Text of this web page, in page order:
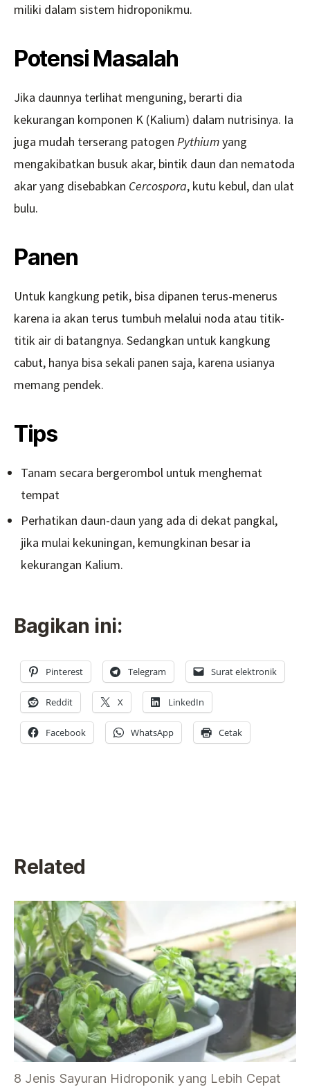
miliki dalam sistem hidroponikmu.
Potensi Masalah
Jika daunnya terlihat menguning, berarti dia
kekurangan komponen K (Kalium) dalam nutrisinya. Ia
juga mudah terserang patogen Pythiumyang
mengakibatkan busuk akar, bintik daun dan nematoda
akar yang disebabkan Cercospora, kutu kebul, dan ulat
bulu.
Panen
Untuk kangkung petik, bisa dipanen terus-menerus
karena ia akan terus tumbuh melalui noda atau titik-
titik air di batangnya. Sedangkan untuk kangkung
cabut, hanya bisa sekali panen saja, karena usianya
memang pendek.
Tips
Tanam secara bergerombol untuk menghemat
tempat
Perhatikan daun-daun yang ada di dekat pangkal,
jika mulai kekuningan, kemungkinan besar ia
kekurangan Kalium.
Bagikan ini:
Pinterest Telegram Surat elektronik
Reddit X LinkedIn
Facebook WhatsApp Cetak
Related
8 Jenis Sayuran Hidroponik yang Lebih Cepat